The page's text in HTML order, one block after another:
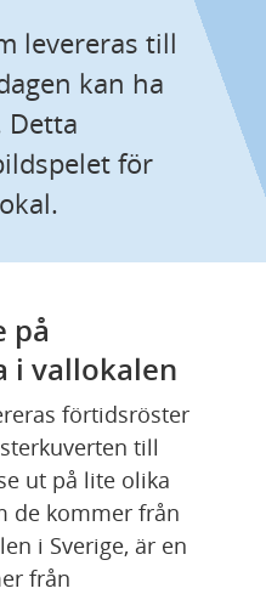
levereras till
kan ha
Detta
för
på
i vallokalen
förtidsröster
till
ut på lite olika
de kommer från
i Sverige, är en
från